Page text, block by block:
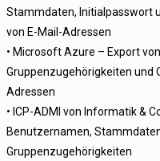
Stammdaten, Initialpasswort
von E-Mail-Adressen
• Microsoft Azure – Export
Gruppenzugehörigkeiten und
Adressen
• ICP-ADMI von Informatik &
Benutzernamen,
Gruppenzugehörigkeiten